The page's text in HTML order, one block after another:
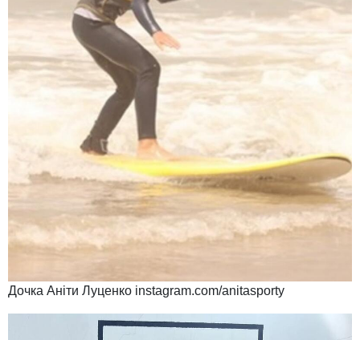
Дочка Аніти Луценко instagram.com/anitasporty